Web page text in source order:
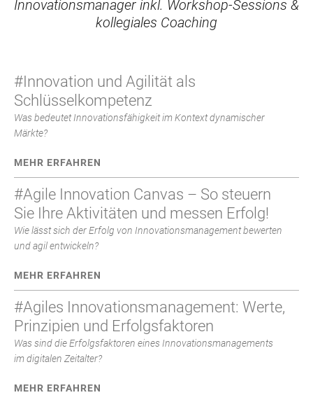
Innovationsmanager inkl. Workshop-Sessions &
kollegiales Coaching
#Innovation und Agilität als
Schlüsselkompetenz
Was bedeutet Innovationsfähigkeit im Kontext dynamischer
Märkte?
MEHR ERFAHREN
#Agile Innovation Canvas – So steuern
Sie Ihre Aktivitäten und messen Erfolg!
Wie lässt sich der Erfolg von Innovationsmanagement bewerten
und agil entwickeln?
MEHR ERFAHREN
#Agiles Innovationsmanagement: Werte,
Prinzipien und Erfolgsfaktoren
Was sind die Erfolgsfaktoren eines Innovationsmanagements
im digitalen Zeitalter?
MEHR ERFAHREN